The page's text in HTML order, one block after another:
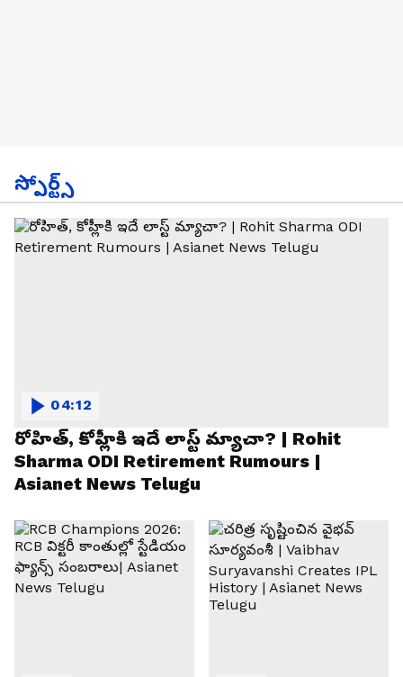
స్పోర్ట్స్
రోహిత్, కోహ్లీకి ఇదే లాస్ట్ మ్యాచా? | Rohit
Sharma ODI Retirement Rumours |
Asianet News Telugu
04:12